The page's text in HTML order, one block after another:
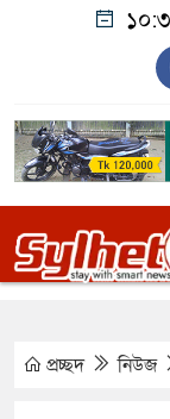
প্রচ্ছদ নিউজ